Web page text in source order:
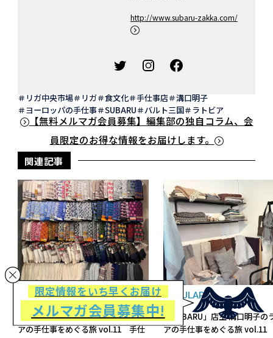
http://www.subaru-zakka.com/
リガ中央市場 リガ 食文化 手仕事店
溝口明子
ヨーロッパの手仕事
SUBARU バルト三国 ラトビア
【無料メルマガ会員募集】編集部の独自コラム、会
員限定のお得な情報をお届けします。
関連記事
REGULAR
「SUBARU」店主 溝口明子のラトビ
アの手仕事をめぐる旅 vol.11 手仕
REGULAR
「SUBARU」店主 溝口明子の
アの手仕事をめぐる旅
限定情報をいち早くお届け
メルマガ会員募集中!